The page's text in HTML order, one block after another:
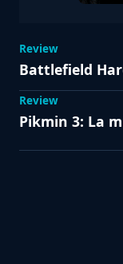
Review
Battlefield
Review
Pikmin 3: La